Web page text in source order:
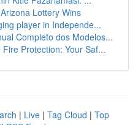
Lottery Wins
player in Independe...
Completo dos Modelos...
Protection: Your Saf...
| Live | Tag Cloud | Top